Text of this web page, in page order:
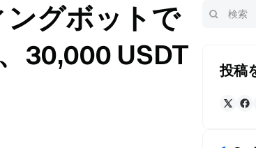
グボットで
30,000 USDT
投稿